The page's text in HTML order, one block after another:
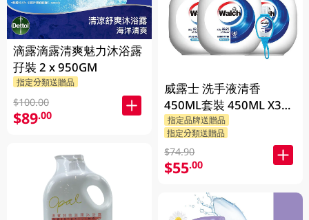
滴露滴露清爽魅力沐浴露
孖裝 2 x 950GM
指定分類送贈品
$100.00
$89.00
威露士 洗手液清香
450ML套裝 450ML X3
BP
指定品牌送贈品
指定分類送贈品
$74.90
$55.00